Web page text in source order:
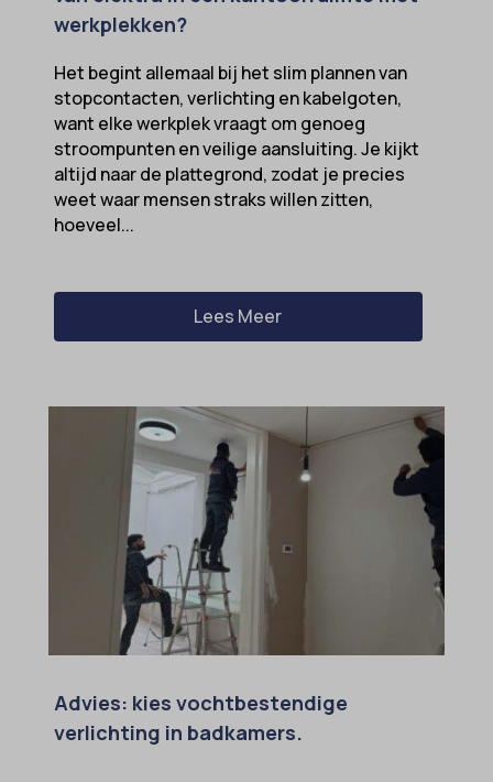
werkplekken?
Het begint allemaal bij het slim plannen van
stopcontacten, verlichting en kabelgoten,
want elke werkplek vraagt om genoeg
stroompunten en veilige aansluiting. Je kijkt
altijd naar de plattegrond, zodat je precies
weet waar mensen straks willen zitten,
hoeveel...
Lees Meer
Advies: kies vochtbestendige
verlichting in badkamers.